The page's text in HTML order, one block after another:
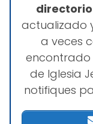
actualizado
a veces
de Iglesia
notifiques